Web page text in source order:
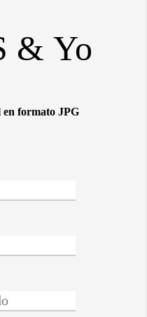
& Yo
en formato JPG